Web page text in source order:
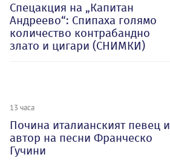
Спецакция на „Капитан
Андреево“: Спипаха голямо
количество контрабандно
злато и цигари (СНИМКИ)
13 часа
Почина италианският певец и
автор на песни Франческо
Гучини